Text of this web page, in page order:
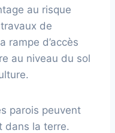
au risque
de
rampe d’accès
au niveau du sol
parois peuvent
dans la terre.